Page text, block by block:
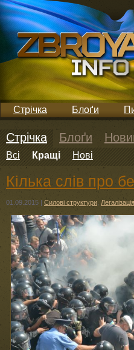
Стрічка Блоґи
Стрічка Блоґи
Всі Кращі Нові
Кілька слів про
01.09.2015 | Силові структури